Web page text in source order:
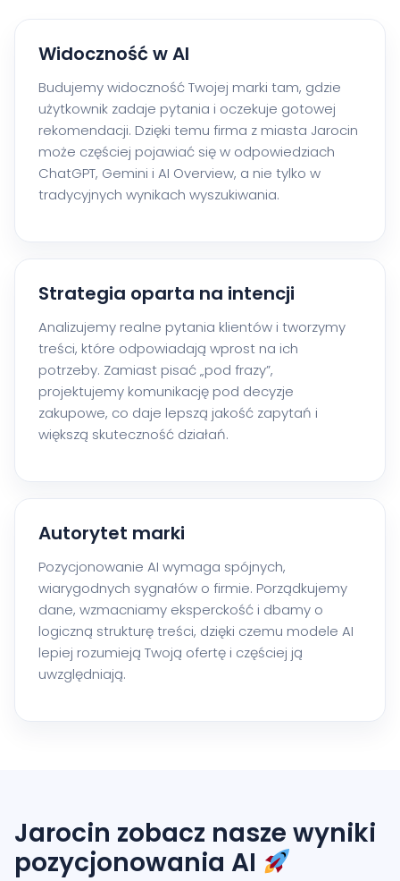
Widoczność w AI
Budujemy widoczność Twojej marki tam, gdzie
użytkownik zadaje pytania i oczekuje gotowej
rekomendacji. Dzięki temu firma z miasta Jarocin
może częściej pojawiać się w odpowiedziach
ChatGPT, Gemini i AI Overview, a nie tylko w
tradycyjnych wynikach wyszukiwania.
Strategia oparta na intencji
Analizujemy realne pytania klientów i tworzymy
treści, które odpowiadają wprost na ich
potrzeby. Zamiast pisać „pod frazy”,
projektujemy komunikację pod decyzje
zakupowe, co daje lepszą jakość zapytań i
większą skuteczność działań.
Autorytet marki
Pozycjonowanie AI wymaga spójnych,
wiarygodnych sygnałów o firmie. Porządkujemy
dane, wzmacniamy eksperckość i dbamy o
logiczną strukturę treści, dzięki czemu modele AI
lepiej rozumieją Twoją ofertę i częściej ją
uwzględniają.
Jarocin zobacz nasze wyniki
pozycjonowania AI